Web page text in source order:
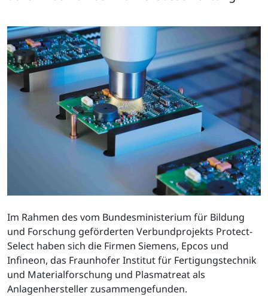
Im Rahmen des vom Bundesministerium für Bildung
und Forschung geförderten Verbundprojekts Protect-
Select haben sich die Firmen Siemens, Epcos und
Infineon, das Fraunhofer Institut für Fertigungstechnik
und Materialforschung und Plasmatreat als
Anlagenhersteller zusammengefunden.